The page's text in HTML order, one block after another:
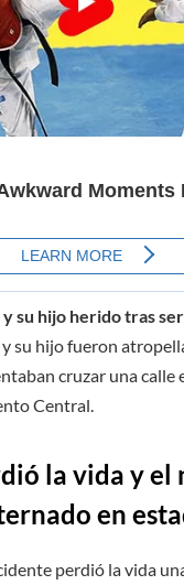
su hijo herido tras
su hijo fueron
cruzar una calle
Central.
la vida y el
en
perdió la vida